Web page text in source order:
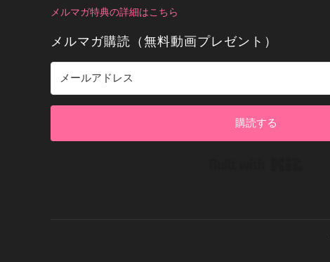
メルマガ特典の詳細はこちら
メルマガ購読（無料動画プレゼント）
購読する